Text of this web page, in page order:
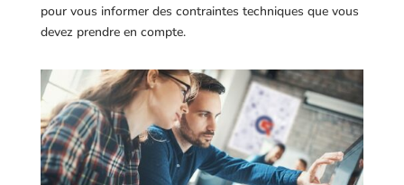
pour vous informer des contraintes techniques que vous
devez prendre en compte.